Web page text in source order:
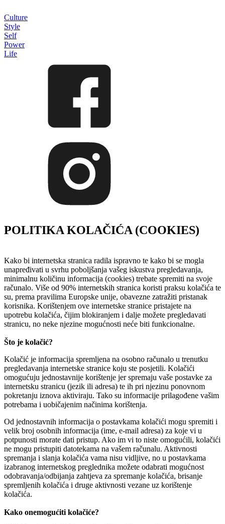
Culture
Style
Self
Power
Life
POLITIKA KOLAČIĆA (COOKIES)
Kako bi internetska stranica radila ispravno te kako bi se mogla
unapređivati u svrhu poboljšanja vašeg iskustva pregledavanja,
minimalnu količinu informacija (cookies) trebate spremiti na svoje
računalo. Više od 90% internetskih stranica koristi praksu kolačića te
su, prema pravilima Europske unije, obavezne zatražiti pristanak
korisnika. Korištenjem ove internetske stranice pristajete na
upotrebu kolačića, čijim blokiranjem i dalje možete pregledavati
stranicu, no neke njezine mogućnosti neće biti funkcionalne.
Što je kolačić?
Kolačić je informacija spremljena na osobno računalo u trenutku
pregledavanja internetske stranice koju ste posjetili. Kolačići
omogućuju jednostavnije korištenje jer spremaju vaše postavke za
internetsku stranicu (jezik ili adresa) te ih pri njezinu ponovnom
pokretanju iznova aktiviraju. Tako su informacije prilagođene vašim
potrebama i uobičajenim načinima korištenja.
Od jednostavnih informacija o postavkama kolačići mogu spremiti i
velik broj osobnih informacija (ime, e-mail adresa) za koje vi u
potpunosti morate dati pristup. Ako im vi to niste omogućili, kolačići
ne mogu pristupiti datotekama na vašem računalu. Aktivnosti
spremanja i slanja kolačića vama nisu vidljive, no u postavkama
izabranog internetskog preglednika možete odabrati mogućnost
odobravanja/odbijanja zahtjeva za spremanje kolačića, brisanje
spremljenih kolačića i druge aktivnosti vezane uz korištenje
kolačića.
Kako onemogućiti kolačiće?